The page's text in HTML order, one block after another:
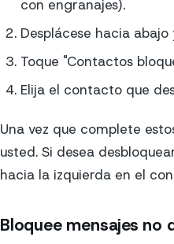
con engranajes).
Desplácese hacia
Toque "Contactos
Elija el contacto que
Una vez que complete
usted. Si desea
hacia la izquierda en el
Bloquee mensajes no